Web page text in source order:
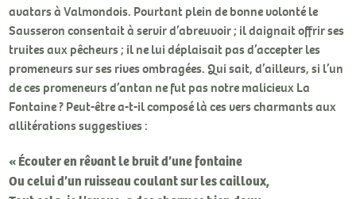
avatars à Valmondois. Pourtant plein de bonne volonté le
Sausseron consentait à servir d’abreuvoir ; il daignait offrir ses
truites aux pêcheurs ; il ne lui déplaisait pas d’accepter les
promeneurs sur ses rives ombragées. Qui sait, d’ailleurs, si l’un
de ces promeneurs d’antan ne fut pas notre malicieux La
Fontaine ? Peut-être a-t-il composé là ces vers charmants aux
allitérations suggestives :
« Écouter en rêvant le bruit d’une fontaine
Ou celui d’un ruisseau coulant sur les cailloux,